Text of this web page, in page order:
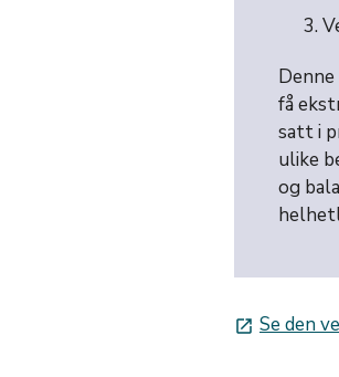
få
satt i
ulike
og
launch Se den